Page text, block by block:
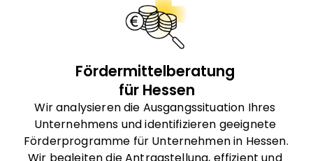
Fördermittelberatung
für Hessen
Wir analysieren die Ausgangssituation Ihres
Unternehmens und identifizieren geeignete
Förderprogramme für Unternehmen in Hessen.